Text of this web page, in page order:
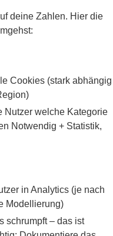
deine Zahlen. Hier die
Cookies (stark abhängig
Nutzer welche Kategorie
Notwendig + Statistik,
in Analytics (je nach
Modellierung)
schrumpft – das ist